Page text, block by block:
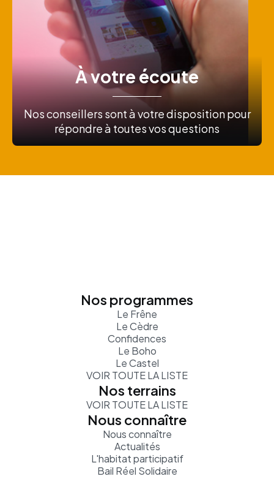
À votre écoute
Nos conseillers sont à votre disposition pour
répondre à toutes vos questions
Nos programmes
Le Frêne
Le Cèdre
Confidences
Le Boho
Le Castel
VOIR TOUTE LA LISTE
Nos terrains
VOIR TOUTE LA LISTE
Nous connaître
Nous connaître
Actualités
L'habitat participatif
Bail Réel Solidaire